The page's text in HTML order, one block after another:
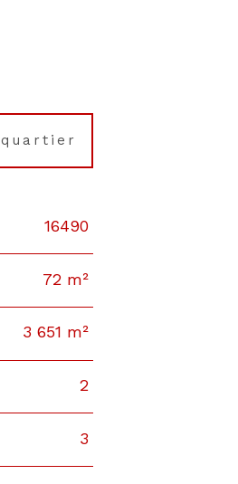
quartier
16490
72 m²
3 651 m²
2
3